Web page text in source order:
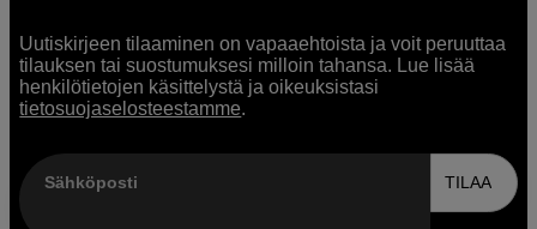
Uutiskirjeen tilaaminen on vapaaehtoista ja voit peruuttaa
tilauksen tai suostumuksesi milloin tahansa. Lue lisää
henkilötietojen käsittelystä ja oikeuksistasi
tietosuojaselosteestamme.
Sähköposti TILAA